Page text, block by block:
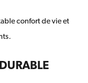
confort de vie et